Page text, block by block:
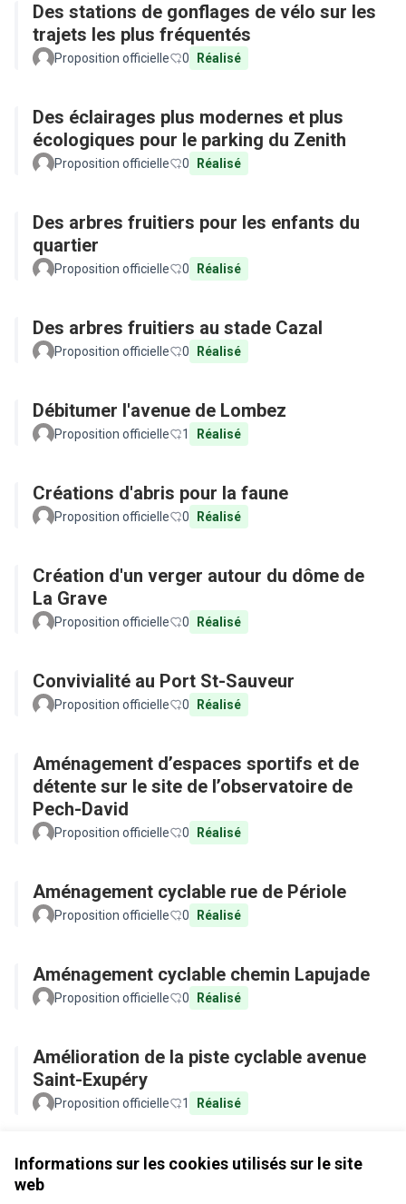
Informations sur les cookies utilisés sur le site
web
Des stations de gonflages de vélo sur les
trajets les plus fréquentés
Proposition officielle 0 Réalisé
Des éclairages plus modernes et plus
écologiques pour le parking du Zenith
Proposition officielle 0 Réalisé
Des arbres fruitiers pour les enfants du
quartier
Proposition officielle 0 Réalisé
Des arbres fruitiers au stade Cazal
Proposition officielle 0 Réalisé
Débitumer l'avenue de Lombez
Proposition officielle 1 Réalisé
Créations d'abris pour la faune
Proposition officielle 0 Réalisé
Création d'un verger autour du dôme de
La Grave
Proposition officielle 0 Réalisé
Convivialité au Port St-Sauveur
Proposition officielle 0 Réalisé
Aménagement d’espaces sportifs et de
détente sur le site de l’observatoire de
Pech-David
Proposition officielle 0 Réalisé
Aménagement cyclable rue de Périole
Proposition officielle 0 Réalisé
Aménagement cyclable chemin Lapujade
Proposition officielle 0 Réalisé
Amélioration de la piste cyclable avenue
Saint-Exupéry
Proposition officielle 1 Réalisé